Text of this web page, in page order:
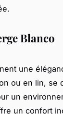
Blanco
une
ou en lin, se
un
un confort